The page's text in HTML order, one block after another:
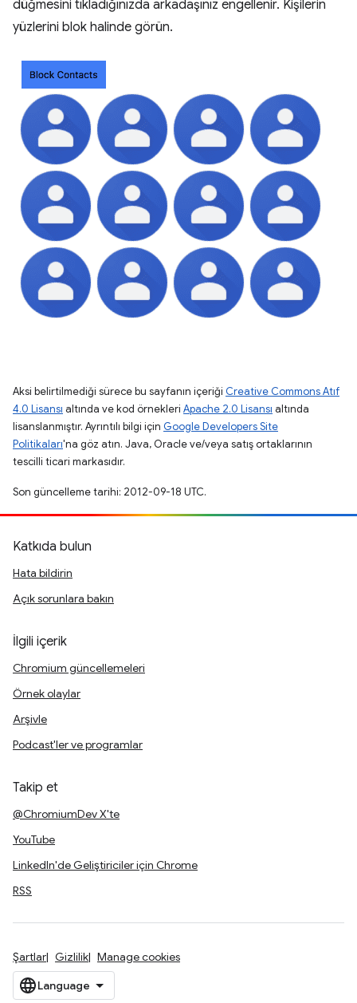
düğmesini tıkladığınızda arkadaşınız engellenir. Kişilerin
yüzlerini blok halinde görün.
Aksi belirtilmediği sürece bu sayfanın içeriği Creative Commons Atıf
4.0 Lisansı altında ve kod örnekleri Apache 2.0 Lisansı altında
lisanslanmıştır. Ayrıntılı bilgi için Google Developers Site
Politikaları'na göz atın. Java, Oracle ve/veya satış ortaklarının
tescilli ticari markasıdır.
Son güncelleme tarihi: 2012-09-18 UTC.
Katkıda bulun
Hata bildirin
Açık sorunlara bakın
İlgili içerik
Chromium güncellemeleri
Örnek olaylar
Arşivle
Podcast'ler ve programlar
Takip et
@ChromiumDev X'te
YouTube
LinkedIn'de Geliştiriciler için Chrome
RSS
Şartlar Gizlilik Manage cookies